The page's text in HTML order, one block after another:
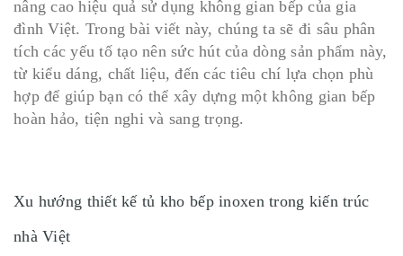
nâng cao hiệu quả sử dụng không gian bếp của gia
đình Việt. Trong bài viết này, chúng ta sẽ đi sâu phân
tích các yếu tố tạo nên sức hút của dòng sản phẩm này,
từ kiểu dáng, chất liệu, đến các tiêu chí lựa chọn phù
hợp để giúp bạn có thể xây dựng một không gian bếp
hoàn hảo, tiện nghi và sang trọng.
Xu hướng thiết kế tủ kho bếp inoxen trong kiến trúc
nhà Việt